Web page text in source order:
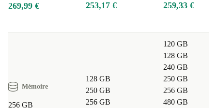
269,99 € 253,17 € 259,33 €
Mémoire
256 GB
128 GB
250 GB
256 GB
120 GB
128 GB
240 GB
250 GB
256 GB
480 GB